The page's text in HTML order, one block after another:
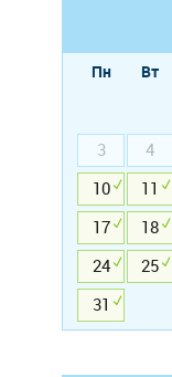
Пн Вт
3
4
10
11
17
18
24
25
31